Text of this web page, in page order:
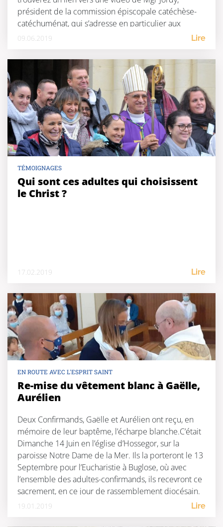
président de la commission épiscopale catéchèse-
catéchuménat, qui s’adresse en particulier aux
catéchumènes. Unis dans […]
09.06.2019 Lire
TÉMOIGNAGES
Qui sont ces adultes qui choisissent
le Christ ?
17.02.2019 Lire
EN ROUTE AVEC L'ESPRIT SAINT
Re-mise du vêtement blanc à Gaëlle,
Aurélien
Deux Confirmands, Gaëlle et Aurélien ont reçu, en
mémoire de leur baptême, l’écharpe blanche.C’était
Dimanche 14 Juin en l’église d’Hossegor, sur la
paroisse Notre Dame de la Mer. Ils la porteront le 13
Septembre pour l’Eucharistie à Buglose, où avec
l’ensemble des adultes-confirmands, ils recevront ce
sacrement, en ce jour de rassemblement diocésain.
Quelle joie pour […]
19.01.2019 Lire